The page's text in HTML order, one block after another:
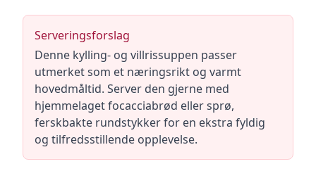
Serveringsforslag
Denne kylling- og villrissuppen passer
utmerket som et næringsrikt og varmt
hovedmåltid. Server den gjerne med
hjemmelaget focacciabrød eller sprø,
ferskbakte rundstykker for en ekstra fyldig
og tilfredsstillende opplevelse.